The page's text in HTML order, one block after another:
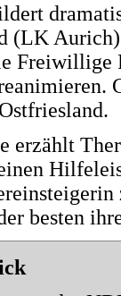
(LK
Freiwillige
erzählt
besten